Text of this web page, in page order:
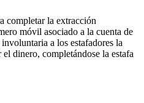
completar la extracción
móvil asociado a la cuenta de
a los estafadores la
dinero, completándose la estafa